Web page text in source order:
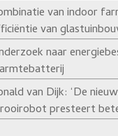
van indoor
van
naar
van Dijk: ‘De
presteert